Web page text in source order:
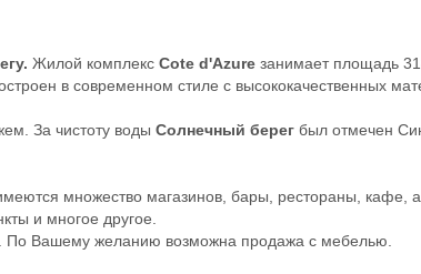
Жилой комплекс Cote d'Azure занимает площадь
в современном стиле с высококачественных
За чистоту воды Солнечный берег был отмечен
множество магазинов, бары, рестораны, кафе,
и многое другое.
По Вашему желанию возможна продажа с мебелью.